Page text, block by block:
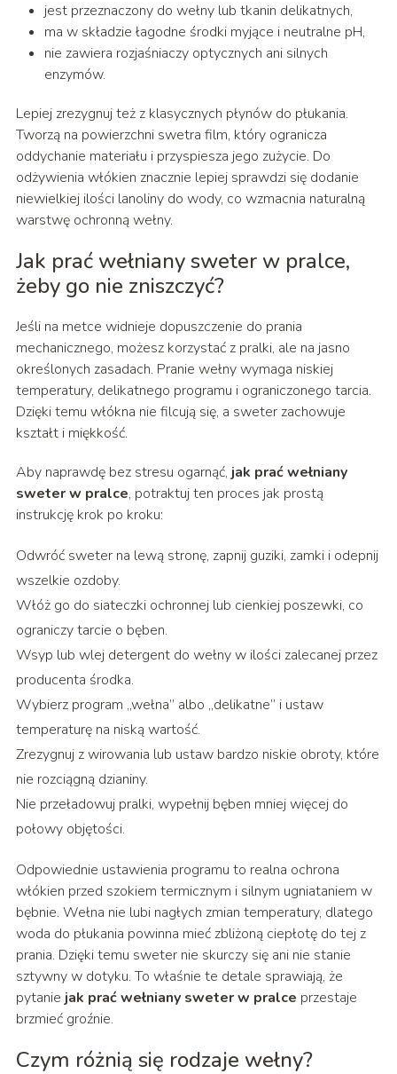
jest przeznaczony do wełny lub tkanin delikatnych,
ma w składzie łagodne środki myjące i neutralne pH,
nie zawiera rozjaśniaczy optycznych ani silnych
enzymów.
Lepiej zrezygnuj też z klasycznych płynów do płukania.
Tworzą na powierzchni swetra film, który ogranicza
oddychanie materiału i przyspiesza jego zużycie. Do
odżywienia włókien znacznie lepiej sprawdzi się dodanie
niewielkiej ilości lanoliny do wody, co wzmacnia naturalną
warstwę ochronną wełny.
Jak prać wełniany sweter w pralce,
żeby go nie zniszczyć?
Jeśli na metce widnieje dopuszczenie do prania
mechanicznego, możesz korzystać z pralki, ale na jasno
określonych zasadach. Pranie wełny wymaga niskiej
temperatury, delikatnego programu i ograniczonego tarcia.
Dzięki temu włókna nie filcują się, a sweter zachowuje
kształt i miękkość.
Aby naprawdę bez stresu ogarnąć, jak prać wełniany
sweter w pralce, potraktuj ten proces jak prostą
instrukcję krok po kroku:
Odwróć sweter na lewą stronę, zapnij guziki, zamki i odepnij
wszelkie ozdoby.
Włóż go do siateczki ochronnej lub cienkiej poszewki, co
ograniczy tarcie o bęben.
Wsyp lub wlej detergent do wełny w ilości zalecanej przez
producenta środka.
Wybierz program „wełna” albo „delikatne” i ustaw
temperaturę na niską wartość.
Zrezygnuj z wirowania lub ustaw bardzo niskie obroty, które
nie rozciągną dzianiny.
Nie przeładowuj pralki, wypełnij bęben mniej więcej do
połowy objętości.
Odpowiednie ustawienia programu to realna ochrona
włókien przed szokiem termicznym i silnym ugniataniem w
bębnie. Wełna nie lubi nagłych zmian temperatury, dlatego
woda do płukania powinna mieć zbliżoną ciepłotę do tej z
prania. Dzięki temu sweter nie skurczy się ani nie stanie
sztywny w dotyku. To właśnie te detale sprawiają, że
pytanie jak prać wełniany sweter w pralce przestaje
brzmieć groźnie.
Czym różnią się rodzaje wełny?